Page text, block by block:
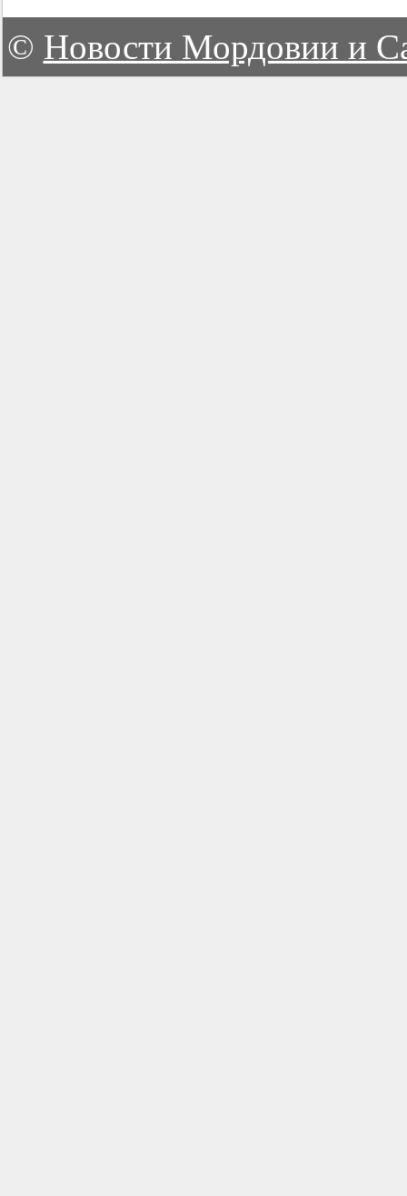
© Новости Мордовии и